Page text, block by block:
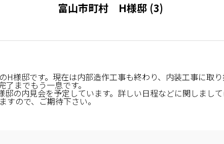
富山市町村 H様邸 (3)
H様邸です。現在は内部造作工事も終わり、内装工事に取
了までもう一息です。
邸の内見会を予定しています。詳しい日程などに関しまし
すので、ご期待下さい。